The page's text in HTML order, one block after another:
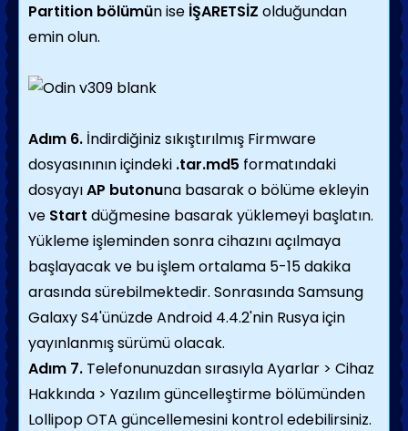
Partition bölümün ise İŞARETSİZ olduğundan
emin olun.
Adım 6. İndirdiğiniz sıkıştırılmış Firmware
dosyasınının içindeki .tar.md5 formatındaki
dosyayıAP butonuna basarak o bölüme ekleyin
ve Start düğmesine basarak yüklemeyi başlatın.
Yükleme işleminden sonra cihazını açılmaya
başlayacak ve bu işlem ortalama 5-15 dakika
arasında sürebilmektedir. Sonrasında Samsung
Galaxy S4'ünüzde Android 4.4.2'nin Rusya için
yayınlanmış sürümü olacak.
Adım 7. Telefonunuzdan sırasıyla Ayarlar > Cihaz
Hakkında > Yazılım güncelleştirme bölümünden
Lollipop OTA güncellemesini kontrol edebilirsiniz.